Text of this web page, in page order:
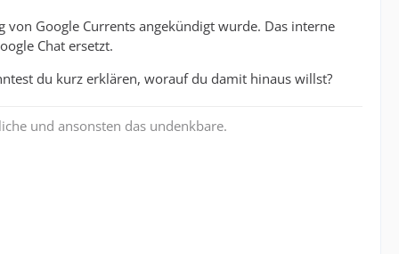
Google Currents angekündigt wurde. Das interne
Chat ersetzt.
du kurz erklären, worauf du damit hinaus willst?
und ansonsten das undenkbare.